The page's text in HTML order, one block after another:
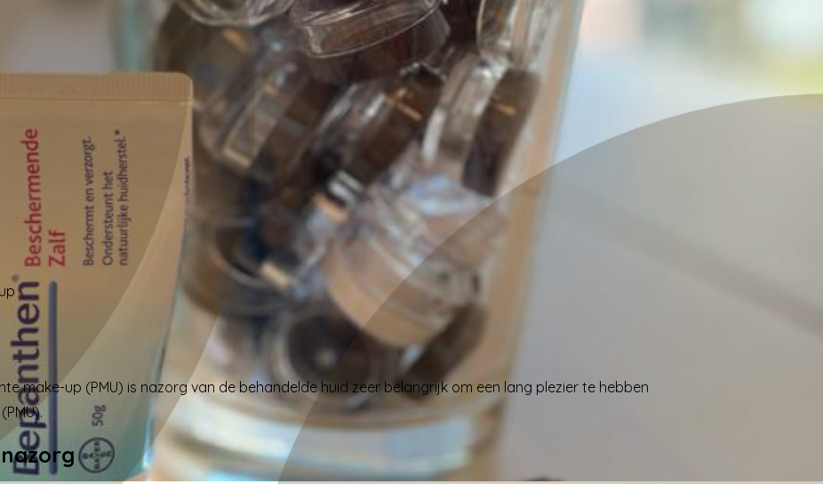
make-up (PMU) is nazorg van de behandelde huid zeer belangrijk om een lang plezier te hebben